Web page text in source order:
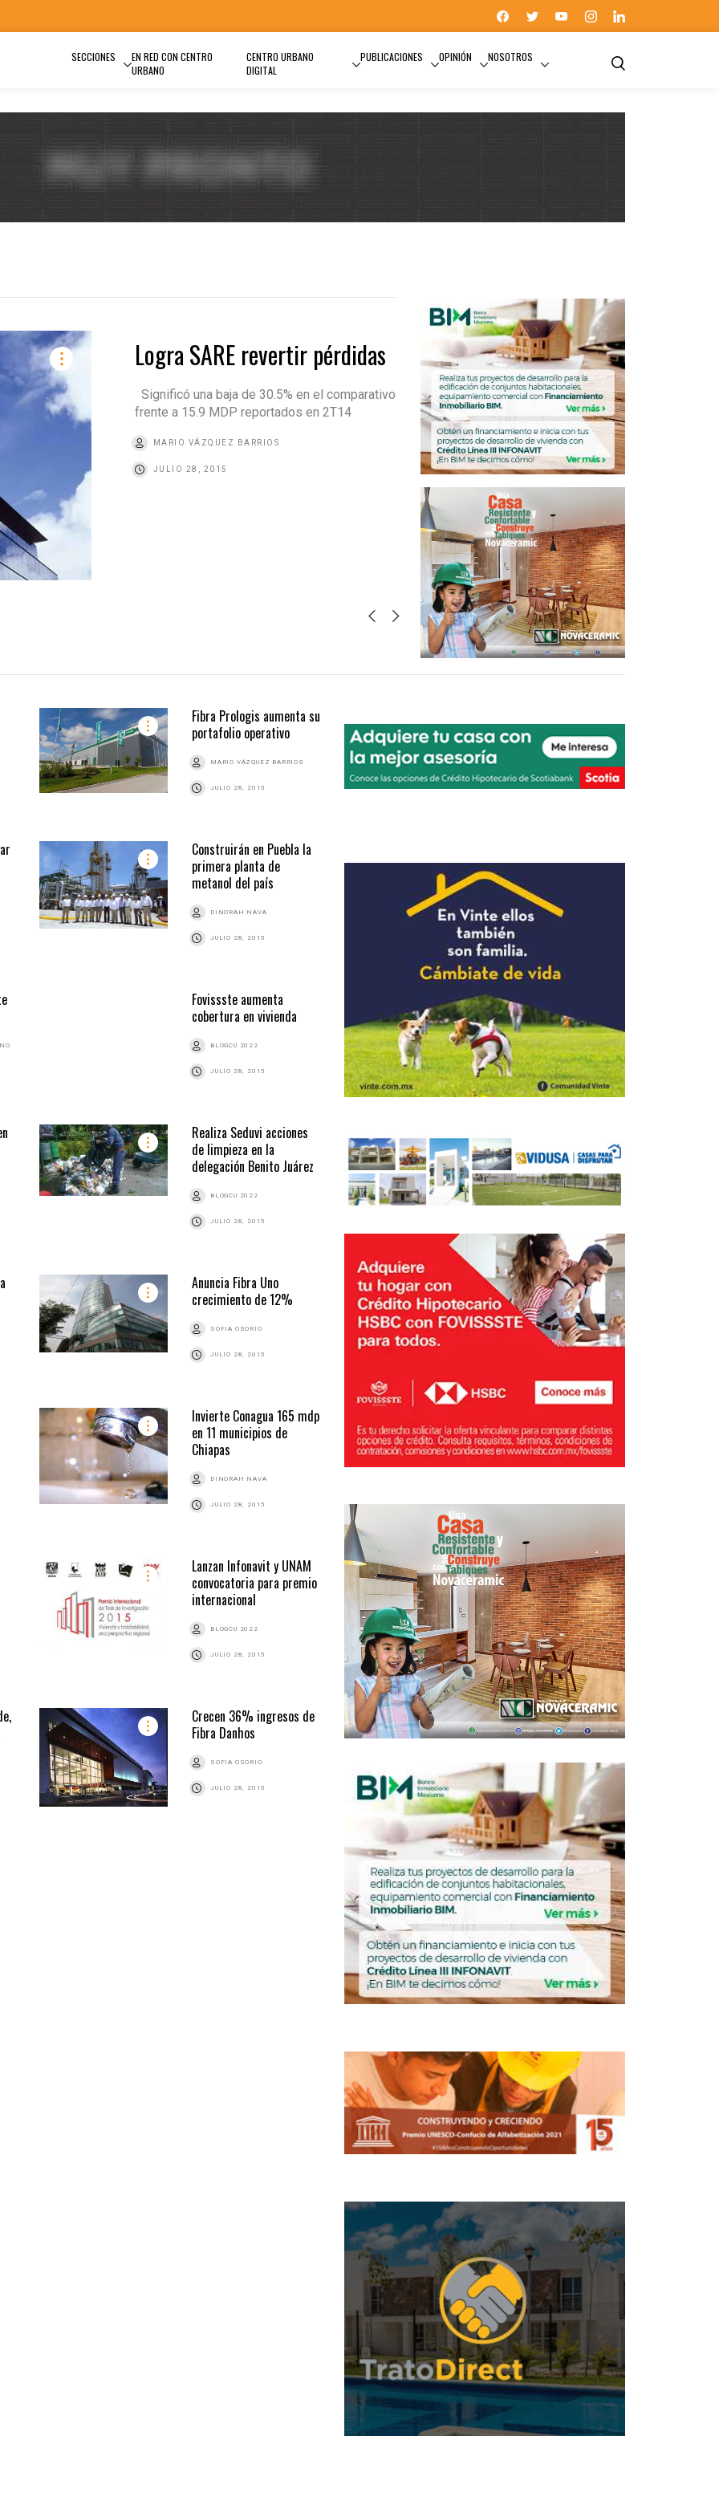
SECCIONES
EN RED CON CENTRO
URBANO
CENTRO URBANO
DIGITAL
PUBLICACIONES OPINIÓN NOSOTROS
Logra SARE revertir pérdidas
Significó una baja de 30.5% en el comparativo
frente a 15.9 MDP reportados en 2T14
MARIO VÁZQUEZ BARRIOS
JULIO 28, 2015
Fibra Prologis aumenta su
portafolio operativo
MARIO VÁZQUEZ BARRIOS
JULIO 28, 2015
Construirán en Puebla la
primera planta de
metanol del país
DINORAH NAVA
JULIO 28, 2015
Fovissste aumenta
cobertura en vivienda
BLOGCU 2022
JULIO 28, 2015
Realiza Seduvi acciones
de limpieza en la
delegación Benito Juárez
BLOGCU 2022
JULIO 28, 2015
Anuncia Fibra Uno
crecimiento de 12%
SOFIA OSORIO
JULIO 28, 2015
Invierte Conagua 165 mdp
en 11 municipios de
Chiapas
DINORAH NAVA
JULIO 28, 2015
Lanzan Infonavit y UNAM
convocatoria para premio
internacional
BLOGCU 2022
JULIO 28, 2015
Crecen 36% ingresos de
Fibra Danhos
SOFIA OSORIO
JULIO 28, 2015